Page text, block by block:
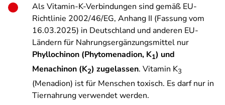
Als Vitamin-K-Verbindungen sind gemäß EU-
Richtlinie 2002/46/EG, Anhang II (Fassung vom
16.03.2025) in Deutschland und anderen EU-
Ländern für Nahrungsergänzungsmittel nur
Phyllochinon (Phytomenadion, K1) und
Menachinon (K2) zugelassen. Vitamin K3
(Menadion) ist für Menschen toxisch. Es darf nur in
Tiernahrung verwendet werden.